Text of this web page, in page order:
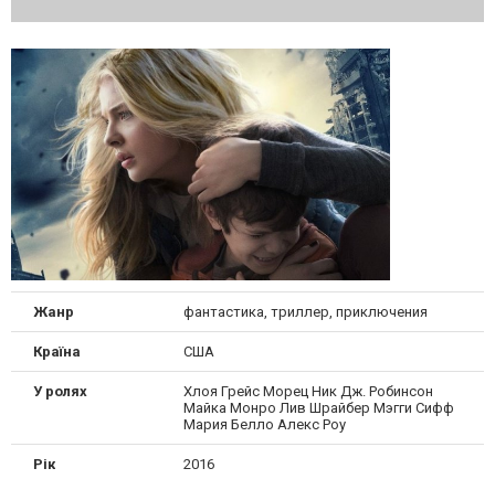
Жанр фантастика, триллер, приключения
Країна США
У ролях
Хлоя Грейс Морец Ник Дж. Робинсон
Майка Монро Лив Шрайбер Мэгги Сифф
Мария Белло Алекс Роу
Рік 2016